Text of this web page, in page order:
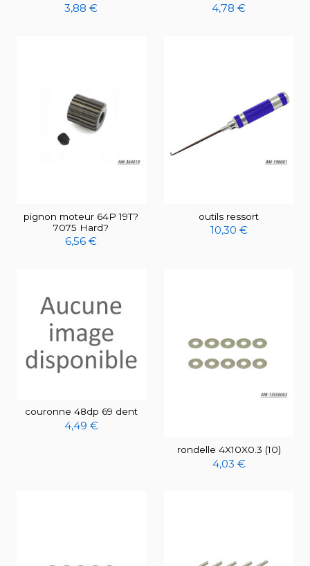
3,88 € 4,78 €
pignon moteur 64P 19T?
7075 Hard?
6,56 €
outils ressort
10,30 €
couronne 48dp 69 dent
4,49 €
rondelle 4X10X0.3 (10)
4,03 €